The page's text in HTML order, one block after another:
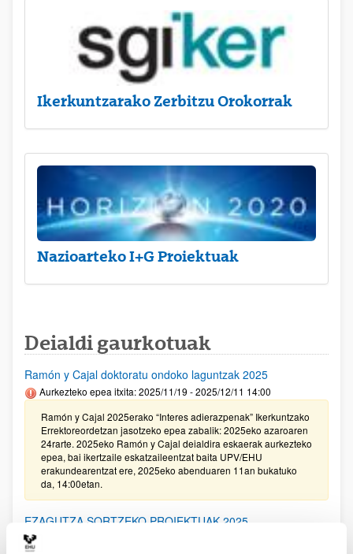
Ikerkuntzarako Zerbitzu Orokorrak
Nazioarteko I+G Proiektuak
Deialdi gaurkotuak
Ramón y Cajal doktoratu ondoko laguntzak 2025
Aurkezteko epea itxita: 2025/11/19 - 2025/12/11 14:00
Ramón y Cajal 2025erako “Interes adierazpenak” Ikerkuntzako
Errektoreordetzan jasotzeko epea zabalik: 2025eko azaroaren
24rarte. 2025eko Ramón y Cajal deialdira eskaerak aurkezteko
epea, bai ikertzaile eskatzaileentzat baita UPV/EHU
erakundearentzat ere, 2025eko abenduaren 11an bukatuko
da, 14:00etan.
EZAGUTZA SORTZEKO PROIEKTUAK 2025